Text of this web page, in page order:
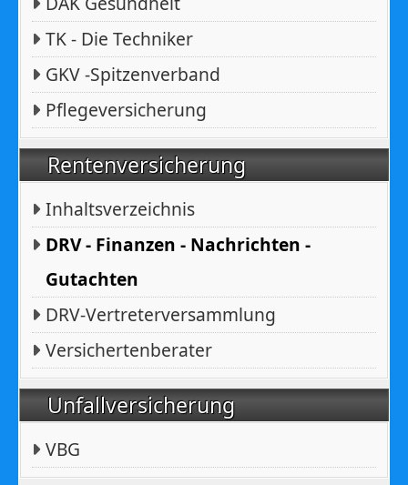
TK - Die Techniker
GKV -Spitzenverband
Pflegeversicherung
Rentenversicherung
Inhaltsverzeichnis
DRV - Finanzen - Nachrichten -
Gutachten
DRV-Vertreterversammlung
Versichertenberater
Unfallversicherung
VBG